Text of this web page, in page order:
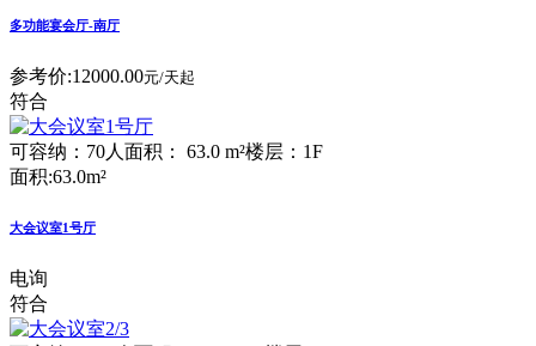
多功能宴会厅-南厅
参考价:12000.00元/天起
符合
可容纳：70人 面积： 63.0 m²楼层：1F
面积:63.0m²
大会议室1号厅
电询
符合